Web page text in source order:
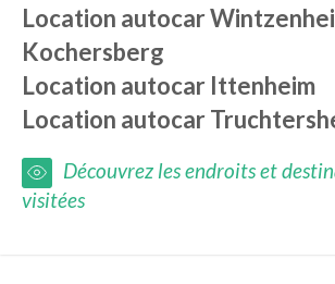
Location autocar
Kochersberg
Location autocar Ittenheim
Location autocar
Découvrez les endroits et
visitées